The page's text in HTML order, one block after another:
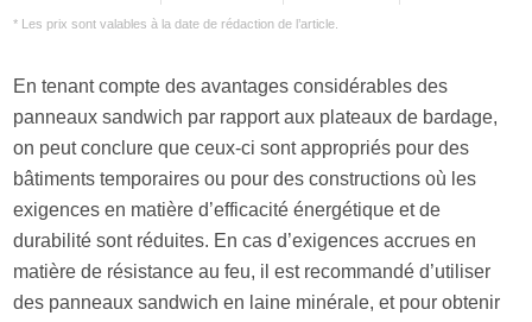
* Les prix sont valables à la date de rédaction de l’article.
En tenant compte des avantages considérables des
panneaux sandwich par rapport aux plateaux de bardage,
on peut conclure que ceux-ci sont appropriés pour des
bâtiments temporaires ou pour des constructions où les
exigences en matière d’efficacité énergétique et de
durabilité sont réduites. En cas d’exigences accrues en
matière de résistance au feu, il est recommandé d’utiliser
des panneaux sandwich en laine minérale, et pour obtenir